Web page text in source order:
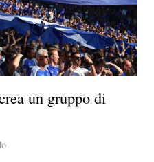
un gruppo di